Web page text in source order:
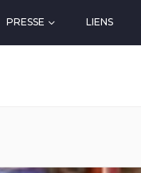
PRESSE LIENS